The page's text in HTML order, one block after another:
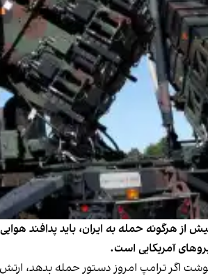
از هرگونه حمله به ایران، باید پدافند
آمریکایی است.
اگر ترامپ امروز دستور حمله بدهد،